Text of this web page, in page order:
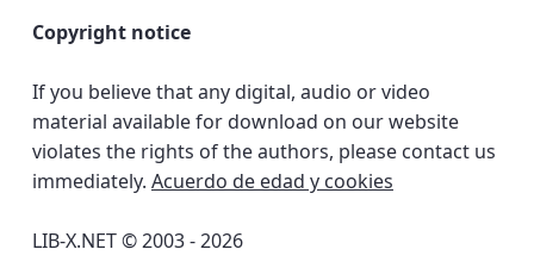
Copyright notice
If you believe that any digital, audio or video
material available for download on our website
violates the rights of the authors, please contact us
immediately. Acuerdo de edad y cookies
LIB-X.NET © 2003 - 2026